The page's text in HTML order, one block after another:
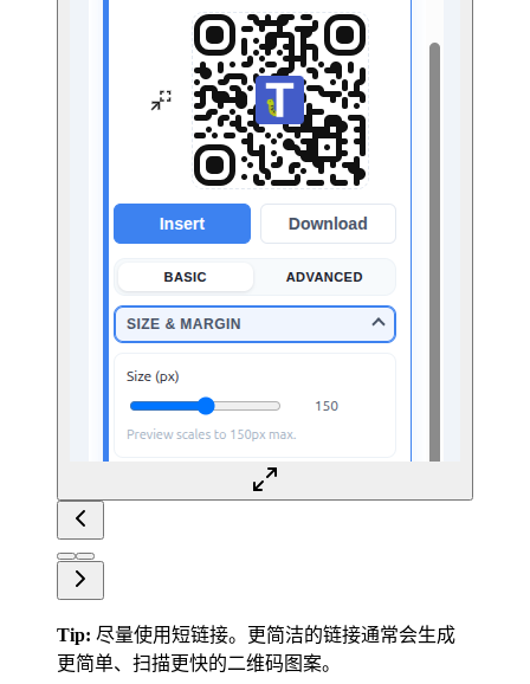
Tip: 尽量使用短链接。更简洁的链接通常会生成
更简单、扫描更快的二维码图案。